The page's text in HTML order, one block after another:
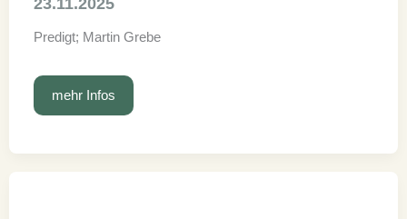
Predigt; Martin Grebe
23.11.2025
mehr Infos